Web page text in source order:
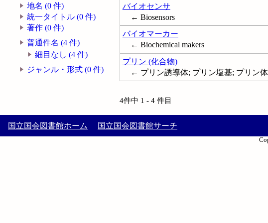
地名 (0 件)
統一タイトル (0 件)
著作 (0 件)
普通件名 (4 件)
細目なし (4 件)
ジャンル・形式 (0 件)
バイオセンサ
← Biosensors
バイオマーカー
← Biochemical makers
プリン (化合物)
← プリン誘導体; プリン塩基; プリン体
4件中 1 - 4 件目
国立国会図書館ホーム 国立国会図書館サーチ